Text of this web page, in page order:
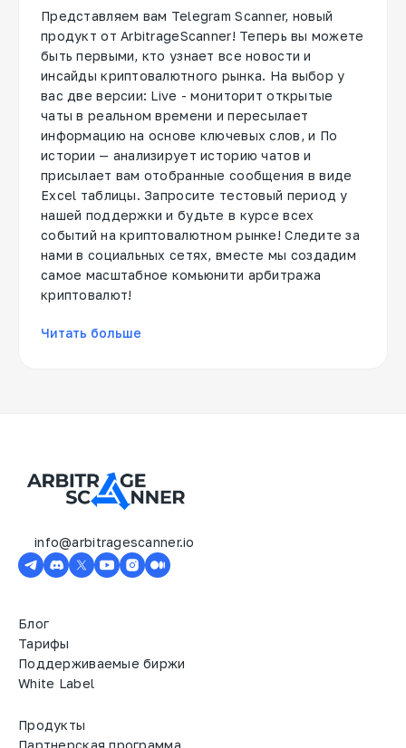
Представляем вам Telegram Scanner, новый
продукт от ArbitrageScanner! Теперь вы можете
быть первыми, кто узнает все новости и
инсайды криптовалютного рынка. На выбор у
вас две версии: Live - мониторит открытые
чаты в реальном времени и пересылает
информацию на основе ключевых слов, и По
истории — анализирует историю чатов и
присылает вам отобранные сообщения в виде
Excel таблицы. Запросите тестовый период у
нашей поддержки и будьте в курсе всех
событий на криптовалютном рынке! Следите за
нами в социальных сетях, вместе мы создадим
самое масштабное комьюнити арбитража
криптовалют!
Читать больше
info@arbitragescanner.io
Блог
Тарифы
Поддерживаемые биржи
White Label
Продукты